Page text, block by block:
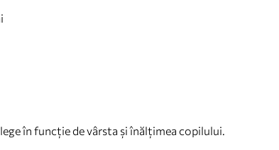
în funcție de vârsta și înălțimea copilului.